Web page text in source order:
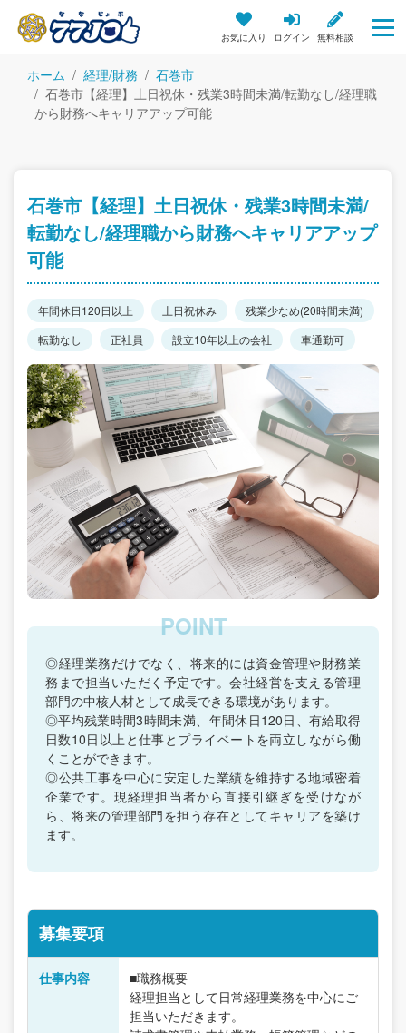
お気に入り ログイン 無料相談
ホーム 経理/財務
石巻市
石巻市【経理】土日祝休・残業3時間未満/転勤なし/経理職
から財務へキャリアアップ可能
石巻市【経理】土日祝休・残業3時間未満/
転勤なし/経理職から財務へキャリアアップ
可能
年間休日120日以上 土日祝休み
残業少なめ(20時間未満)
転勤なし
正社員 設立10年以上の会社 車通勤可
◎経理業務だけでなく、将来的には資金管理や財務業
務まで担当いただく予定です。会社経営を支える管理
部門の中核人材として成長できる環境があります。
◎平均残業時間3時間未満、年間休日120日、有給取得
日数10日以上と仕事とプライベートを両立しながら働
くことができます。
◎公共工事を中心に安定した業績を維持する地域密着
企業です。現経理担当者から直接引継ぎを受けなが
ら、将来の管理部門を担う存在としてキャリアを築け
ます。
募集要項
仕事内容
■職務概要
経理担当として日常経理業務を中心にご
担当いただきます。